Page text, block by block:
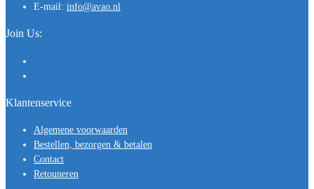
E-mail: info@avao.nl
Join Us:
Klantenservice
Algemene voorwaarden
Bestellen, bezorgen & betalen
Contact
Retouneren